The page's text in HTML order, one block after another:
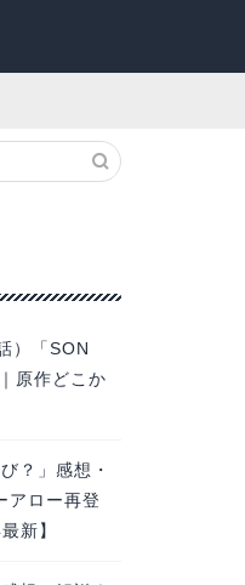
）「SON
原作どこか
？」感想・
アロー再登
新】